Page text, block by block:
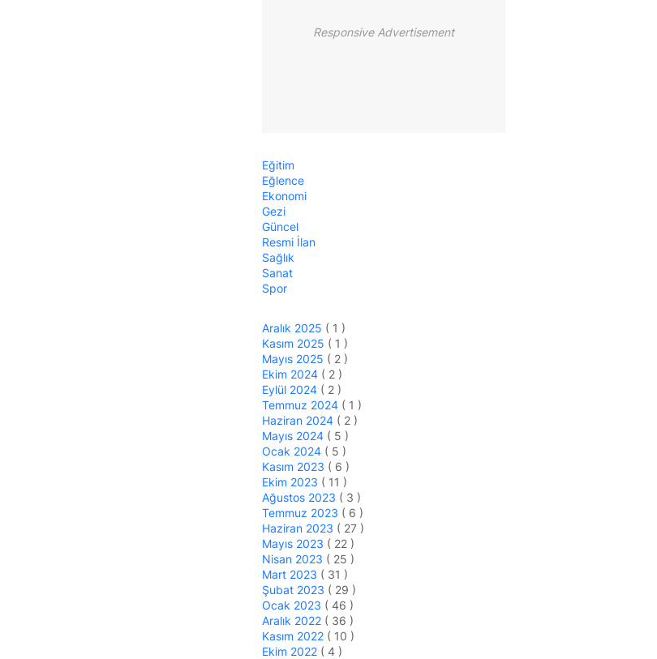
Responsive Advertisement
Eğitim
Eğlence
Ekonomi
Gezi
Güncel
Resmi İlan
Sağlık
Sanat
Spor
Aralık 2025 ( 1 )
Kasım 2025 ( 1 )
Mayıs 2025 ( 2 )
Ekim 2024 ( 2 )
Eylül 2024 ( 2 )
Temmuz 2024 ( 1 )
Haziran 2024 ( 2 )
Mayıs 2024 ( 5 )
Ocak 2024 ( 5 )
Kasım 2023 ( 6 )
Ekim 2023 ( 11 )
Ağustos 2023 ( 3 )
Temmuz 2023 ( 6 )
Haziran 2023 ( 27 )
Mayıs 2023 ( 22 )
Nisan 2023 ( 25 )
Mart 2023 ( 31 )
Şubat 2023 ( 29 )
Ocak 2023 ( 46 )
Aralık 2022 ( 36 )
Kasım 2022 ( 10 )
Ekim 2022 ( 4 )